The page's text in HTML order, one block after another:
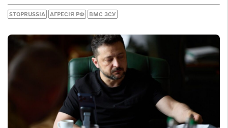
STOPRUSSIA АГРЕСІЯ РФ ВМС ЗСУ